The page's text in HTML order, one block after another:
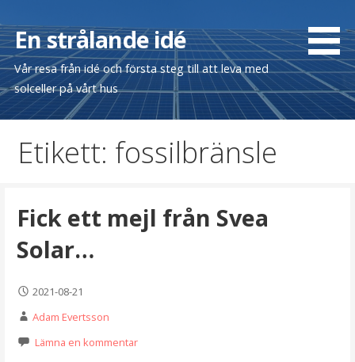
till
innehåll
En strålande idé
Vår resa från idé och första steg till att leva med
solceller på vårt hus
Etikett: fossilbränsle
Fick ett mejl från Svea
Solar…
2021-08-21
Adam Evertsson
Lämna en kommentar